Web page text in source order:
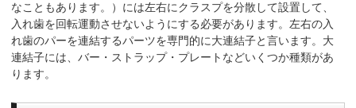
なこともあります。）には左右にクラスプを分散して設置して、
入れ歯を回転運動させないようにする必要があります。左右の入
れ歯のパーを連結するパーツを専門的に大連結子と言います。大
連結子には、バー・ストラップ・プレートなどいくつか種類があ
ります。